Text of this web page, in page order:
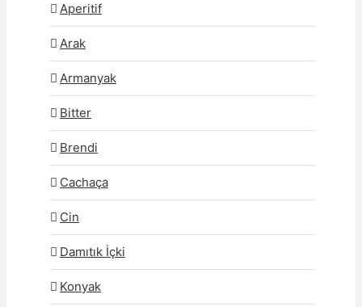
Aperitif
Arak
Armanyak
Bitter
Brendi
Cachaça
Cin
Damıtık İçki
Konyak